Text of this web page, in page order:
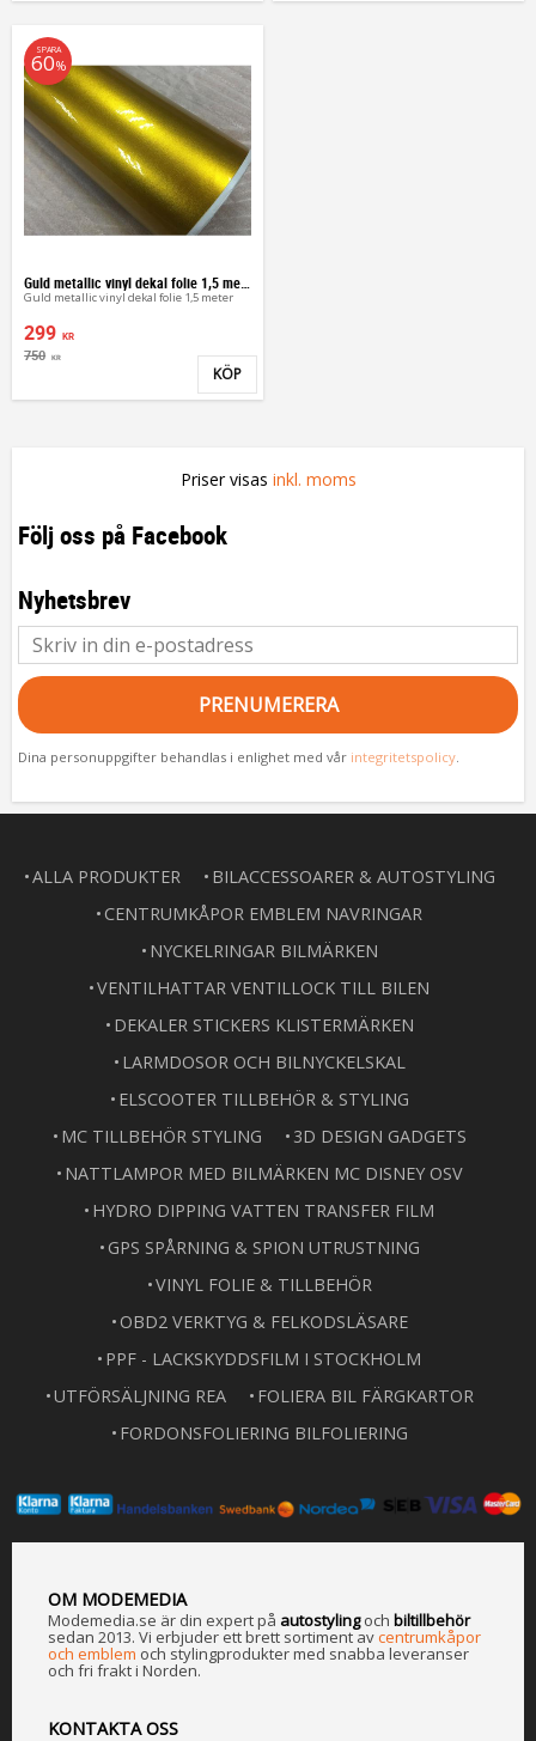
Guld metallic vinyl dekal folie 1,5 meter
299 KR
750 KR
SPARA
60%
Lägg till i favoriter
KÖP
Priser visas inkl. moms
Följ oss på Facebook
Nyhetsbrev
PRENUMERERA
Dina personuppgifter behandlas i enlighet med vår integritetspolicy.
ALLA PRODUKTER
BILACCESSOARER & AUTOSTYLING
CENTRUMKÅPOR EMBLEM NAVRINGAR
NYCKELRINGAR BILMÄRKEN
VENTILHATTAR VENTILLOCK TILL BILEN
DEKALER STICKERS KLISTERMÄRKEN
LARMDOSOR OCH BILNYCKELSKAL
ELSCOOTER TILLBEHÖR & STYLING
MC TILLBEHÖR STYLING
3D DESIGN GADGETS
NATTLAMPOR MED BILMÄRKEN MC DISNEY OSV
HYDRO DIPPING VATTEN TRANSFER FILM
GPS SPÅRNING & SPION UTRUSTNING
VINYL FOLIE & TILLBEHÖR
OBD2 VERKTYG & FELKODSLÄSARE
PPF - LACKSKYDDSFILM I STOCKHOLM
UTFÖRSÄLJNING REA
FOLIERA BIL FÄRGKARTOR
FORDONSFOLIERING BILFOLIERING
OM MODEMEDIA
Modemedia.se är din expert på autostylingoch biltillbehör
sedan 2013. Vi erbjuder ett brett sortiment avcentrumkåpor
och emblem och stylingprodukter med snabba leveranser
och fri frakt i Norden.
KONTAKTA OSS